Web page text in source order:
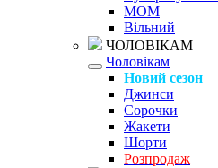
MOM
Вільний
ЧОЛОВІКАМ
Чоловікам
Новий сезон
Джинси
Сорочки
Жакети
Шорти
Розпродаж